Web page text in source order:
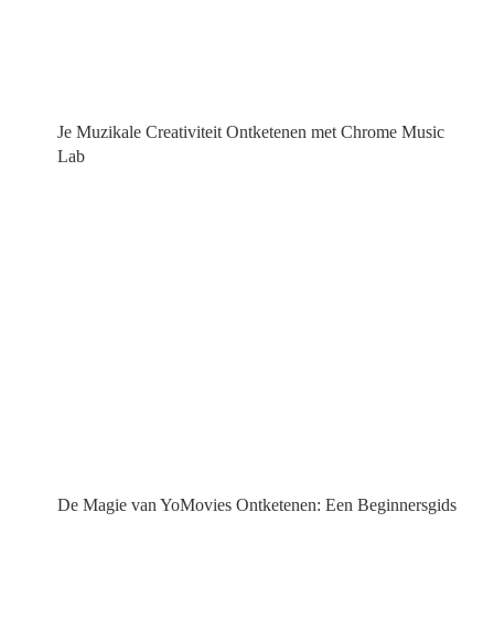
Je Muzikale Creativiteit Ontketenen met Chrome Music
Lab
De Magie van YoMovies Ontketenen: Een Beginnersgids